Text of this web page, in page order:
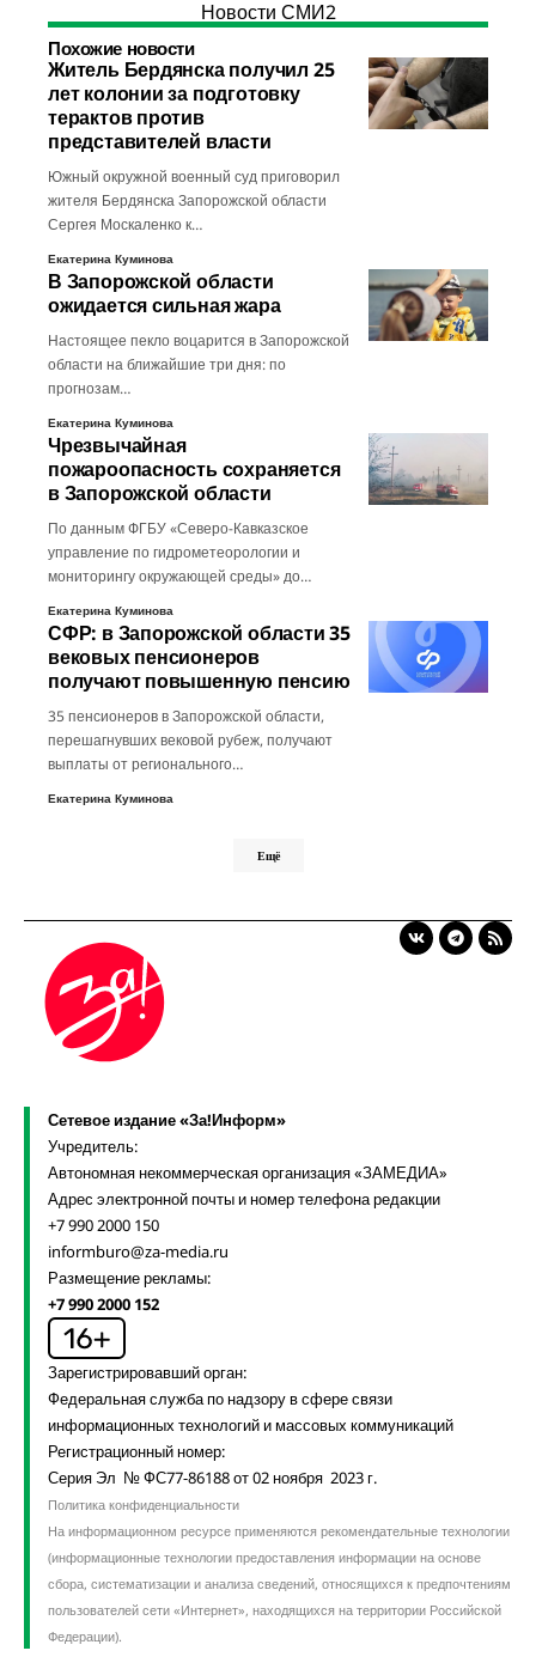
Новости СМИ2
Похожие новости
Житель Бердянска получил 25
лет колонии за подготовку
терактов против
представителей власти
Южный окружной военный суд приговорил
жителя Бердянска Запорожской области
Сергея Москаленко к…
Екатерина Куминова
В Запорожской области
ожидается сильная жара
Настоящее пекло воцарится в Запорожской
области на ближайшие три дня: по
прогнозам…
Екатерина Куминова
Чрезвычайная
пожароопасность сохраняется
в Запорожской области
По данным ФГБУ «Северо-Кавказское
управление по гидрометеорологии и
мониторингу окружающей среды» до…
Екатерина Куминова
СФР: в Запорожской области 35
вековых пенсионеров
получают повышенную пенсию
35 пенсионеров в Запорожской области,
перешагнувших вековой рубеж, получают
выплаты от регионального…
Екатерина Куминова
Ещё
Сетевое издание «За!Информ»
Учредитель:
Автономная некоммерческая организация «ЗАМЕДИА»
Адрес электронной почты и номер телефона редакции
+7 990 2000 150
informburo@za-media.ru
Размещение рекламы:
+7 990 2000 152
Зарегистрировавший орган:
Федеральная служба по надзору в сфере связи
информационных технологий и массовых коммуникаций
Регистрационный номер:
Серия Эл № ФС77-86188 от 02 ноября 2023 г.
Политика конфиденциальности
На информационном ресурсе применяются рекомендательные технологии
(информационные технологии предоставления информации на основе
сбора, систематизации и анализа сведений, относящихся к предпочтениям
пользователей сети «Интернет», находящихся на территории Российской
Федерации).